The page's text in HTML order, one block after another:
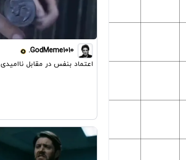
GodMeme1010.
اعتماد بنفس در مقابل ناامیدی